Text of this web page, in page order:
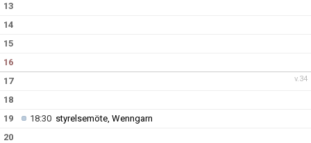
13
14
15
16
v.34
17
18
19
18:30 styrelsemöte, Wenngarn
20